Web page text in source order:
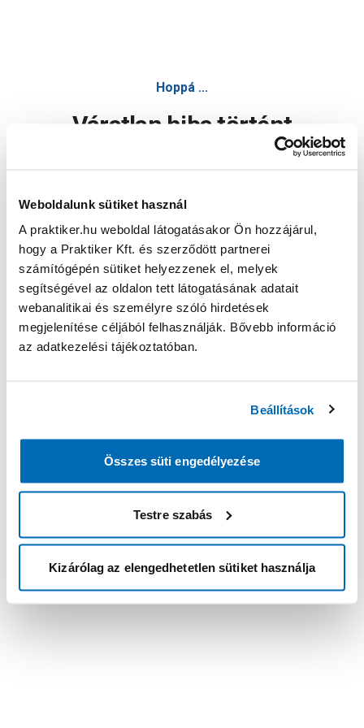
Weboldalunk sütiket használ
A praktiker.hu weboldal látogatásakor Ön hozzájárul,
hogy a Praktiker Kft. és szerződött partnerei
számítógépén sütiket helyezzenek el, melyek
segítségével az oldalon tett látogatásának adatait
webanalitikai és személyre szóló hirdetések
megjelenítése céljából felhasználják. Bővebb információ
az adatkezelési tájékoztatóban.
Beállítások
Összes süti engedélyezése
Testre szabás
Kizárólag az elengedhetetlen sütiket használja
Hoppá ...
Váratlan hiba történt
Oldal újratöltése